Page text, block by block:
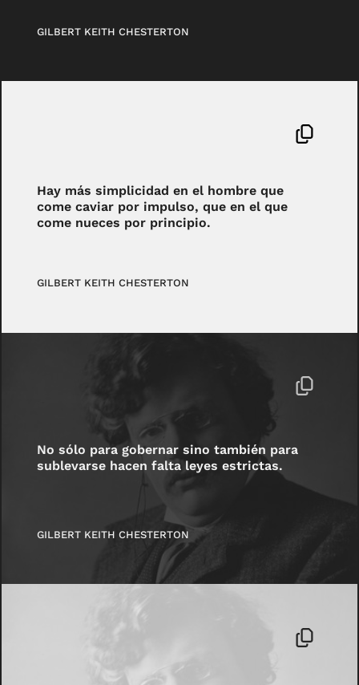
GILBERT KEITH CHESTERTON
Hay más simplicidad en el hombre que
come caviar por impulso, que en el que
come nueces por principio.
GILBERT KEITH CHESTERTON
No sólo para gobernar sino también para
sublevarse hacen falta leyes estrictas.
GILBERT KEITH CHESTERTON